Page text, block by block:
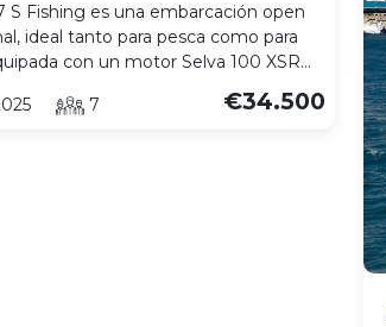
S Fishing es una embarcación open
ideal tanto para pesca como para
con un motor Selva 100 XSR
ofrece un rendimiento ágil,
nuevo. Dispone de una
7 €34.500